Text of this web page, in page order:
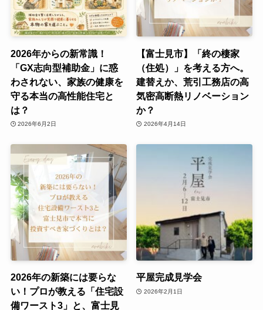
2026年からの新常識！
「GX志向型補助金」に惑
わされない、家族の健康を
守る本当の高性能住宅と
は？
2026年6月2日
【富士見市】「終の棲家
（住処）」を考える方へ。
建替えか、荒引工務店の高
気密高断熱リノベーション
か？
2026年4月14日
2026年の新築には要らな
い！プロが教える「住宅設
備ワースト3」と、富士見
平屋完成見学会
2026年2月1日